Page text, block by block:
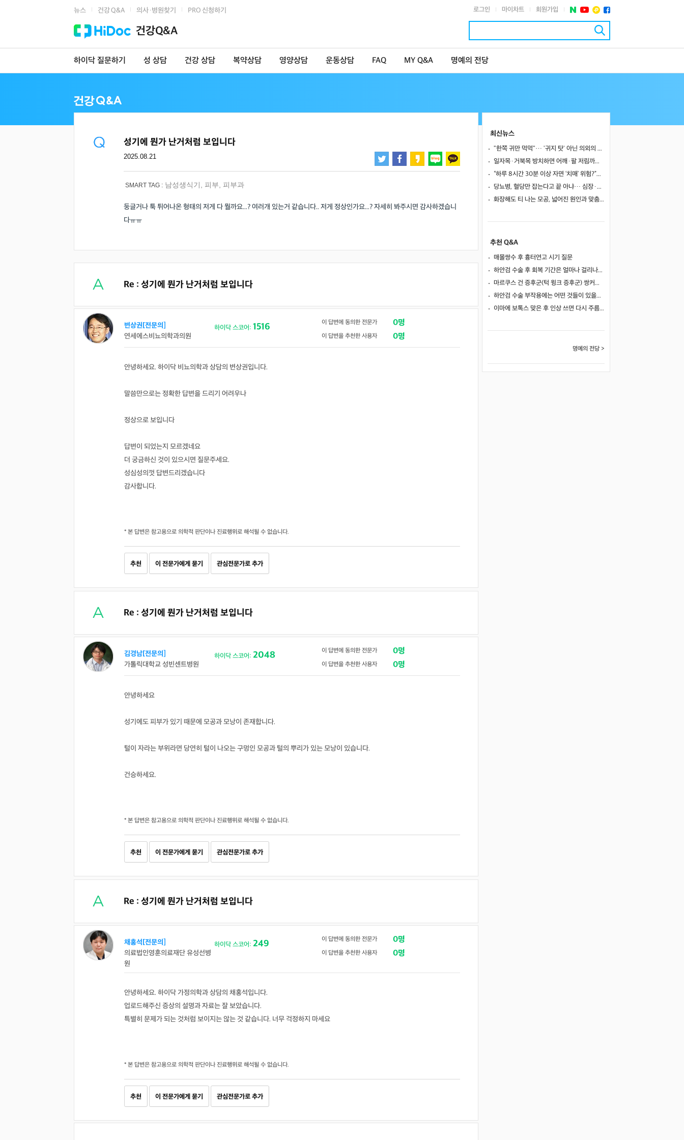
뉴스 건강 Q&A 의사·병원찾기 PRO 신청하기 로그인 마이차트 회원가입
건강Q&A
하이닥 질문하기 성 상담 건강 상담 복약상담 영양상담 운동상담 FAQ MY Q&A 명예의 전당
성기에 뭔가 난거처럼 보입니다
2025.08.21
SMART TAG : 남성생식기 피부 피부과
둥글거나 툭 튀어나온 형태의 저게 다 뭘까요...? 여러개 있는거 같습니다.. 저게 정상인가요...? 자세히 봐주시면 감사하겠습니
다ㅠㅠ
Re : 성기에 뭔가 난거처럼 보입니다
변상권[전문의]
연세에스비뇨의학과의원
하이닥 스코어: 1516 이 답변에 동의한 전문가 0명
이 답변을 추천한 사용자 0명
안녕하세요. 하이닥 비뇨의학과 상담의 변상권입니다.
말씀만으로는 정확한 답변을 드리기 어려우나
정상으로 보입니다
답변이 되었는지 모르겠네요
더 궁금하신 것이 있으시면 질문주세요.
성심성의껏 답변드리겠습니다
감사합니다.
* 본 답변은 참고용으로 의학적 판단이나 진료행위로 해석될 수 없습니다.
추천 이 전문가에게 묻기 관심전문가로 추가
Re : 성기에 뭔가 난거처럼 보입니다
김경남[전문의]
가톨릭대학교 성빈센트병원
하이닥 스코어: 2048 이 답변에 동의한 전문가 0명
이 답변을 추천한 사용자 0명
안녕하세요
성기에도 피부가 있기 때문에 모공과 모낭이 존재합니다.
털이 자라는 부위라면 당연히 털이 나오는 구멍인 모공과 털의 뿌리가 있는 모낭이 있습니다.
건승하세요.
* 본 답변은 참고용으로 의학적 판단이나 진료행위로 해석될 수 없습니다.
추천 이 전문가에게 묻기 관심전문가로 추가
Re : 성기에 뭔가 난거처럼 보입니다
채홍석[전문의]
의료법인영훈의료재단 유성선병
원
하이닥 스코어: 249 이 답변에 동의한 전문가 0명
이 답변을 추천한 사용자 0명
안녕하세요. 하이닥 가정의학과 상담의 채홍석입니다.
업로드해주신 증상의 설명과 자료는 잘 보았습니다.
특별히 문제가 되는 것처럼 보이지는 않는 것 같습니다. 너무 걱정하지 마세요
* 본 답변은 참고용으로 의학적 판단이나 진료행위로 해석될 수 없습니다.
추천 이 전문가에게 묻기 관심전문가로 추가
최신뉴스
"한쪽 귀만 먹먹"… '귀지 탓' 아닌 의외의 원인 4가지
일자목·거북목 방치하면 어깨·팔 저림까지…초기 관리가 중요한 이유
“하루 8시간 30분 이상 자면 ‘치매’ 위험?”… 혈액 속 알츠하이머 단백질 늘었다
당뇨병, 혈당만 잡는다고 끝 아냐… 심장·신장·발 건강 관리까지 챙겨야
화장해도 티 나는 모공, 넓어진 원인과 맞춤 치료법
추천 Q&A
매몰쌍수 후 흉터연고 시기 질문
하안검 수술 후 회복 기간은 얼마나 걸리나요?
마르쿠스 건 증후군(턱 윙크 증후군) 쌍커풀 수술 가능 여부
하안검 수술 부작용에는 어떤 것들이 있을까요?
이마에 보톡스 맞은 후 인상 쓰면 다시 주름이 생길까요?
명예의 전당 >